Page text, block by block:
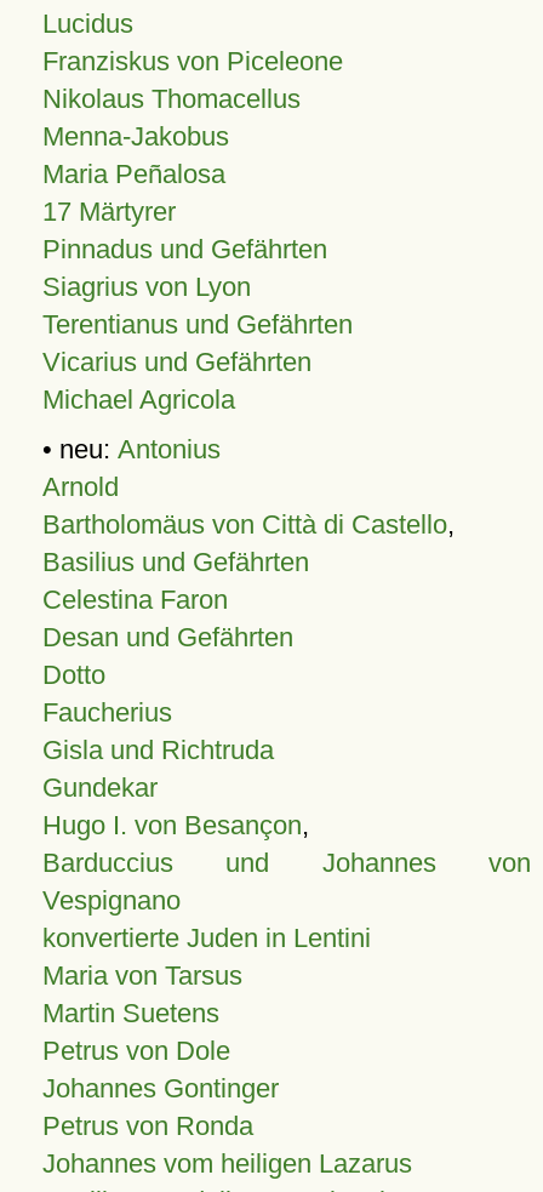
Lucidus
Franziskus von Piceleone
Nikolaus Thomacellus
Menna-Jakobus
Maria Peñalosa
17 Märtyrer
Pinnadus und Gefährten
Siagrius von Lyon
Terentianus und Gefährten
Vicarius und Gefährten
Michael Agricola
• neu: Antonius
Arnold
Bartholomäus von Città di Castello,
Basilius und Gefährten
Celestina Faron
Desan und Gefährten
Dotto
Faucherius
Gisla und Richtruda
Gundekar
Hugo I. von Besançon,
Barduccius und Johannes von
Vespignano
konvertierte Juden in Lentini
Maria von Tarsus
Martin Suetens
Petrus von Dole
Johannes Gontinger
Petrus von Ronda
Johannes vom heiligen Lazarus